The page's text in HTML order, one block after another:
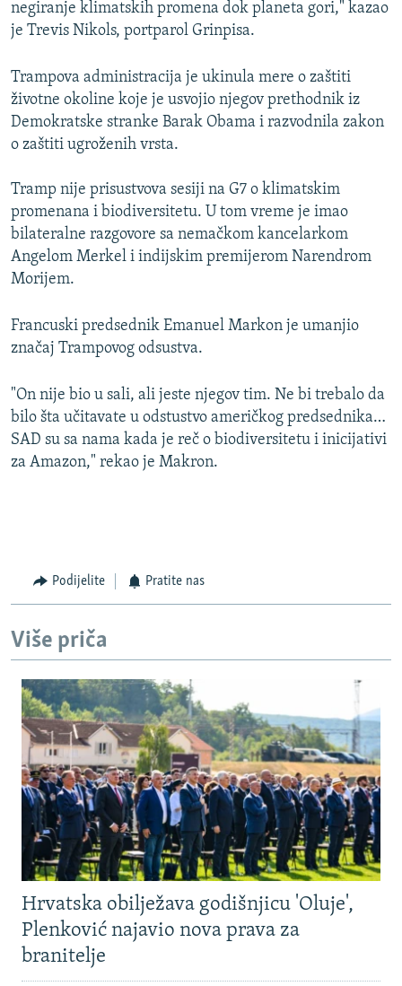
negiranje klimatskih promena dok planeta gori," kazao
je Trevis Nikols, portparol Grinpisa.
Trampova administracija je ukinula mere o zaštiti
životne okoline koje je usvojio njegov prethodnik iz
Demokratske stranke Barak Obama i razvodnila zakon
o zaštiti ugroženih vrsta.
Tramp nije prisustvova sesiji na G7 o klimatskim
promenana i biodiversitetu. U tom vreme je imao
bilateralne razgovore sa nemačkom kancelarkom
Angelom Merkel i indijskim premijerom Narendrom
Morijem.
Francuski predsednik Emanuel Markon je umanjio
značaj Trampovog odsustva.
"On nije bio u sali, ali jeste njegov tim. Ne bi trebalo da
bilo šta učitavate u odstustvo američkog predsednika…
SAD su sa nama kada je reč o biodiversitetu i inicijativi
za Amazon," rekao je Makron.
Podijelite Pratite nas
Više priča
Hrvatska obilježava godišnjicu 'Oluje',
Plenković najavio nova prava za
branitelje